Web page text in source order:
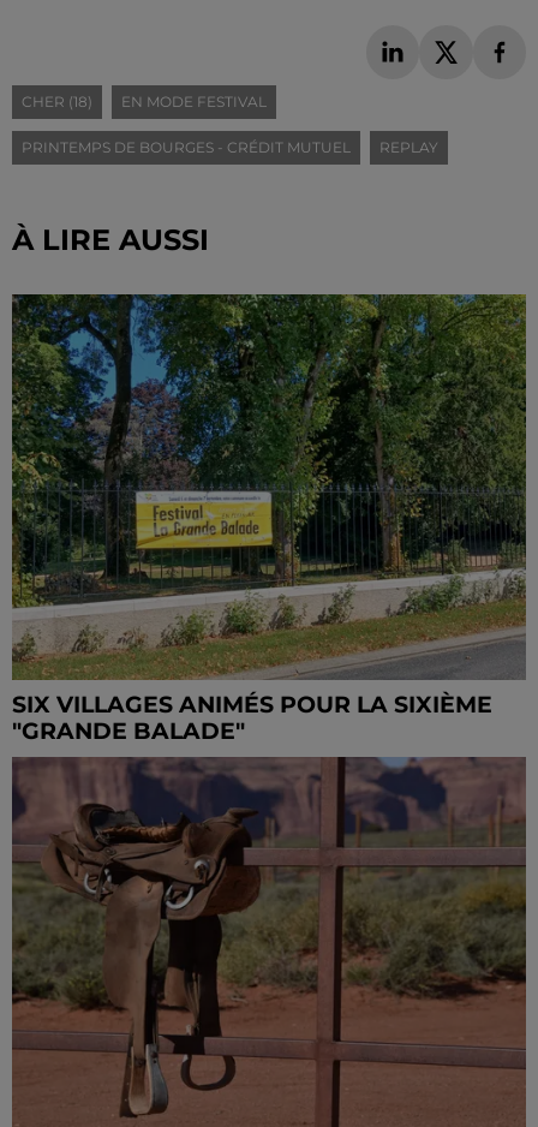
CHER (18) EN MODE FESTIVAL
PRINTEMPS DE BOURGES - CRÉDIT MUTUEL REPLAY
À LIRE AUSSI
SIX VILLAGES ANIMÉS POUR LA SIXIÈME
"GRANDE BALADE"